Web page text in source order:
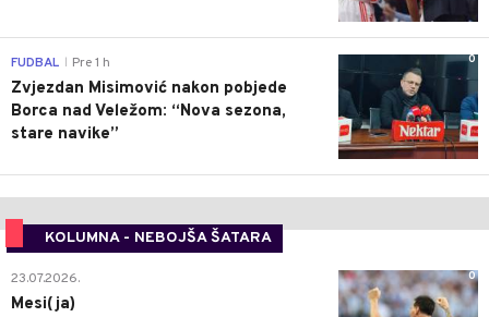
0
FUDBAL Pre 1 h
Zvjezdan Misimović nakon pobjede
Borca nad Veležom: “Nova sezona,
stare navike”
KOLUMNA - NEBOJŠA ŠATARA
0
23.07.2026.
Mesi(ja)